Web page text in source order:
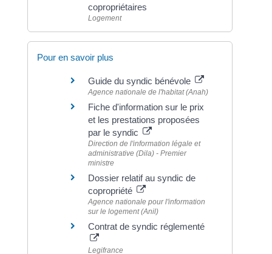
copropriétaires
Logement
Pour en savoir plus
Guide du syndic bénévole
Agence nationale de l'habitat (Anah)
Fiche d'information sur le prix
et les prestations proposées
par le syndic
Direction de l'information légale et
administrative (Dila) - Premier
ministre
Dossier relatif au syndic de
copropriété
Agence nationale pour l'information
sur le logement (Anil)
Contrat de syndic réglementé
Legifrance